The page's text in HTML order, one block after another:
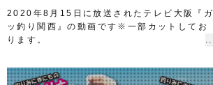
2020年8月15日に放送されたテレビ大阪『ガ
ッ釣り関西』の動画です※一部カットしてお
ります。
フ大東哲也とリポーターののぞみさん、ゲス
トの中西隼人さん、石田果林さんが、ジグサ